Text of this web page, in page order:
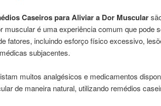
Caseiros para Aliviar a Dor Muscular
muscular é uma experiência comum que pode
fatores, incluindo esforço físico excessivo,
subjacentes.
muitos analgésicos e medicamentos
de maneira natural, utilizando remédios